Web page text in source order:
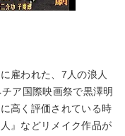
雇われた、7人の浪人
ア国際映画祭で黒澤明
高く評価されている時
』などリメイク作品が